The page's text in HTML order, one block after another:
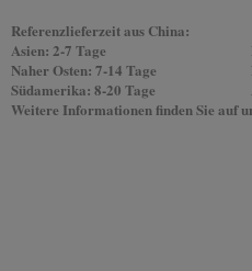
Referenzlieferzeit aus China:
Asien: 2-7 Tage
Naher Osten: 7-14 Tage
Südamerika: 8-20 Tage
Weitere Informationen finden Sie auf